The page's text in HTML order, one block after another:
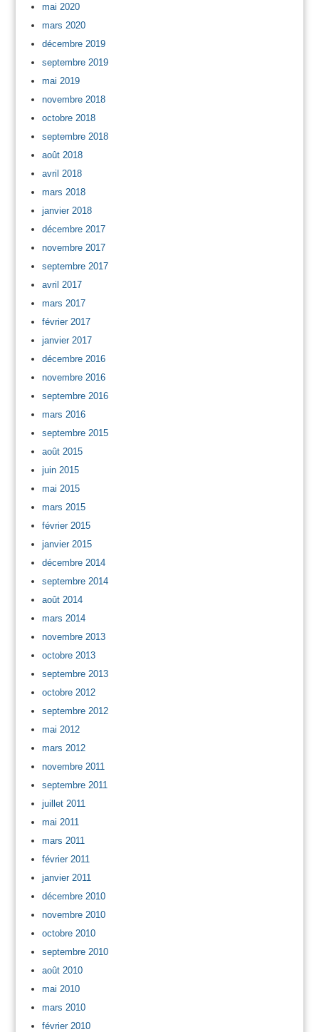
mai 2020
mars 2020
décembre 2019
septembre 2019
mai 2019
novembre 2018
octobre 2018
septembre 2018
août 2018
avril 2018
mars 2018
janvier 2018
décembre 2017
novembre 2017
septembre 2017
avril 2017
mars 2017
février 2017
janvier 2017
décembre 2016
novembre 2016
septembre 2016
mars 2016
septembre 2015
août 2015
juin 2015
mai 2015
mars 2015
février 2015
janvier 2015
décembre 2014
septembre 2014
août 2014
mars 2014
novembre 2013
octobre 2013
septembre 2013
octobre 2012
septembre 2012
mai 2012
mars 2012
novembre 2011
septembre 2011
juillet 2011
mai 2011
mars 2011
février 2011
janvier 2011
décembre 2010
novembre 2010
octobre 2010
septembre 2010
août 2010
mai 2010
mars 2010
février 2010